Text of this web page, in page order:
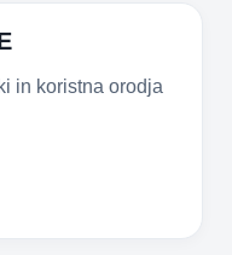
in koristna orodja